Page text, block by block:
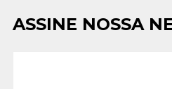
ASSINE NOSSA